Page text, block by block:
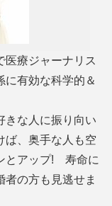
療ジャーナリス
に有効な科学的＆
な人に振り向い
ば、奥手な人も空
とアップ! 寿命に
の方も見逃せま